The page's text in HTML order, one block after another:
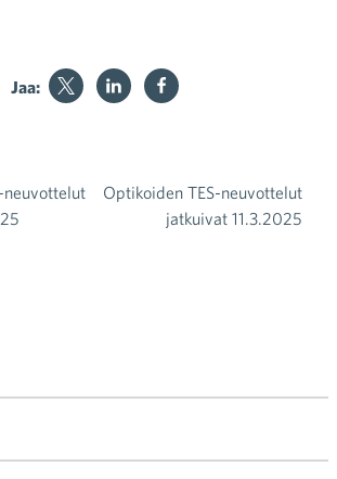
Jaa:
neuvottelut
Optikoiden TES-neuvottelut
jatkuivat 11.3.2025